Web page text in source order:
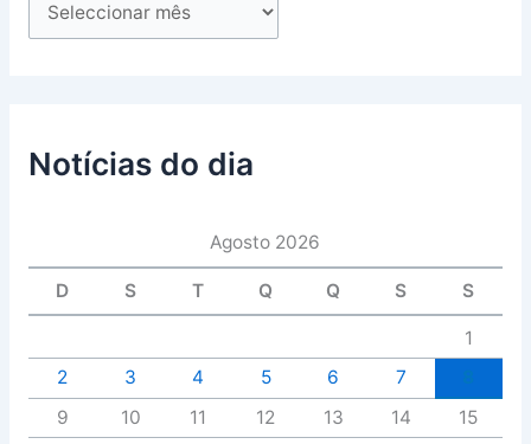
Notícias do dia
Agosto 2026
D S T Q Q S S
1
2
3 4 5 6 7
9
10 11 12 13 14
15